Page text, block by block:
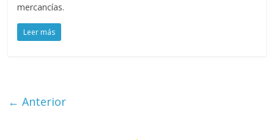
mercancías.
Leer más
← Anterior